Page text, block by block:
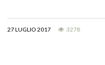
27 LUGLIO 2017 3278